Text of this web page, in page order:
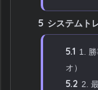
5 システムト
5.1 1.
オ）
5.2 2.